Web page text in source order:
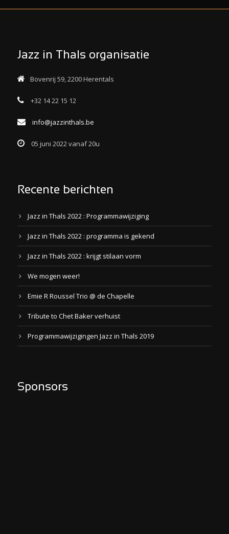
Jazz in Thals organisatie
Bovenrij 59, 2200 Herentals
+32 14 22 15 12
info@jazzinthals.be
05 juni 2022 vanaf 20u
Recente berichten
Jazz in Thals 2022 : Programmawijziging
Jazz in Thals 2022 : programma is gekend
Jazz in Thals 2022 : krijgt stilaan vorm
We mogen weer!
Emie R Roussel Trio @ de Chapelle
Tribute to Chet Baker verhuist
Programmawijzigingen Jazz in Thals 2019
Sponsors